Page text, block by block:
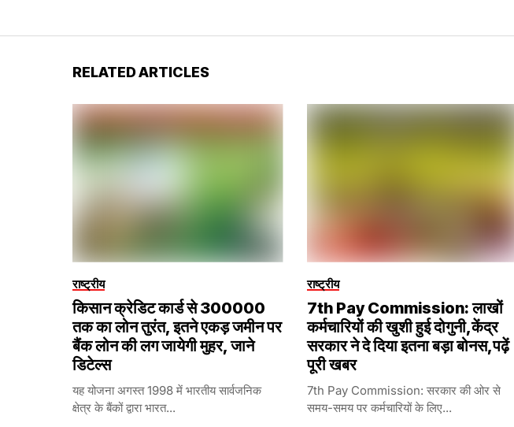
RELATED ARTICLES
राष्ट्रीय
किसान क्रेडिट कार्ड से ₹300000
तक का लोन तुरंत, इतने एकड़ जमीन पर
बैंक लोन की लग जायेगी मुहर, जाने
डिटेल्स
यह योजना अगस्त 1998 में भारतीय सार्वजनिक
क्षेत्र के बैंकों द्वारा भारत...
राष्ट्रीय
7th Pay Commission: लाखों
कर्मचारियों की खुशी हुई दोगुनी,केंद्र
सरकार ने दे दिया इतना बड़ा बोनस,पढ़ें
पूरी खबर
7th Pay Commission: सरकार की ओर से
समय-समय पर कर्मचारियों के लिए...